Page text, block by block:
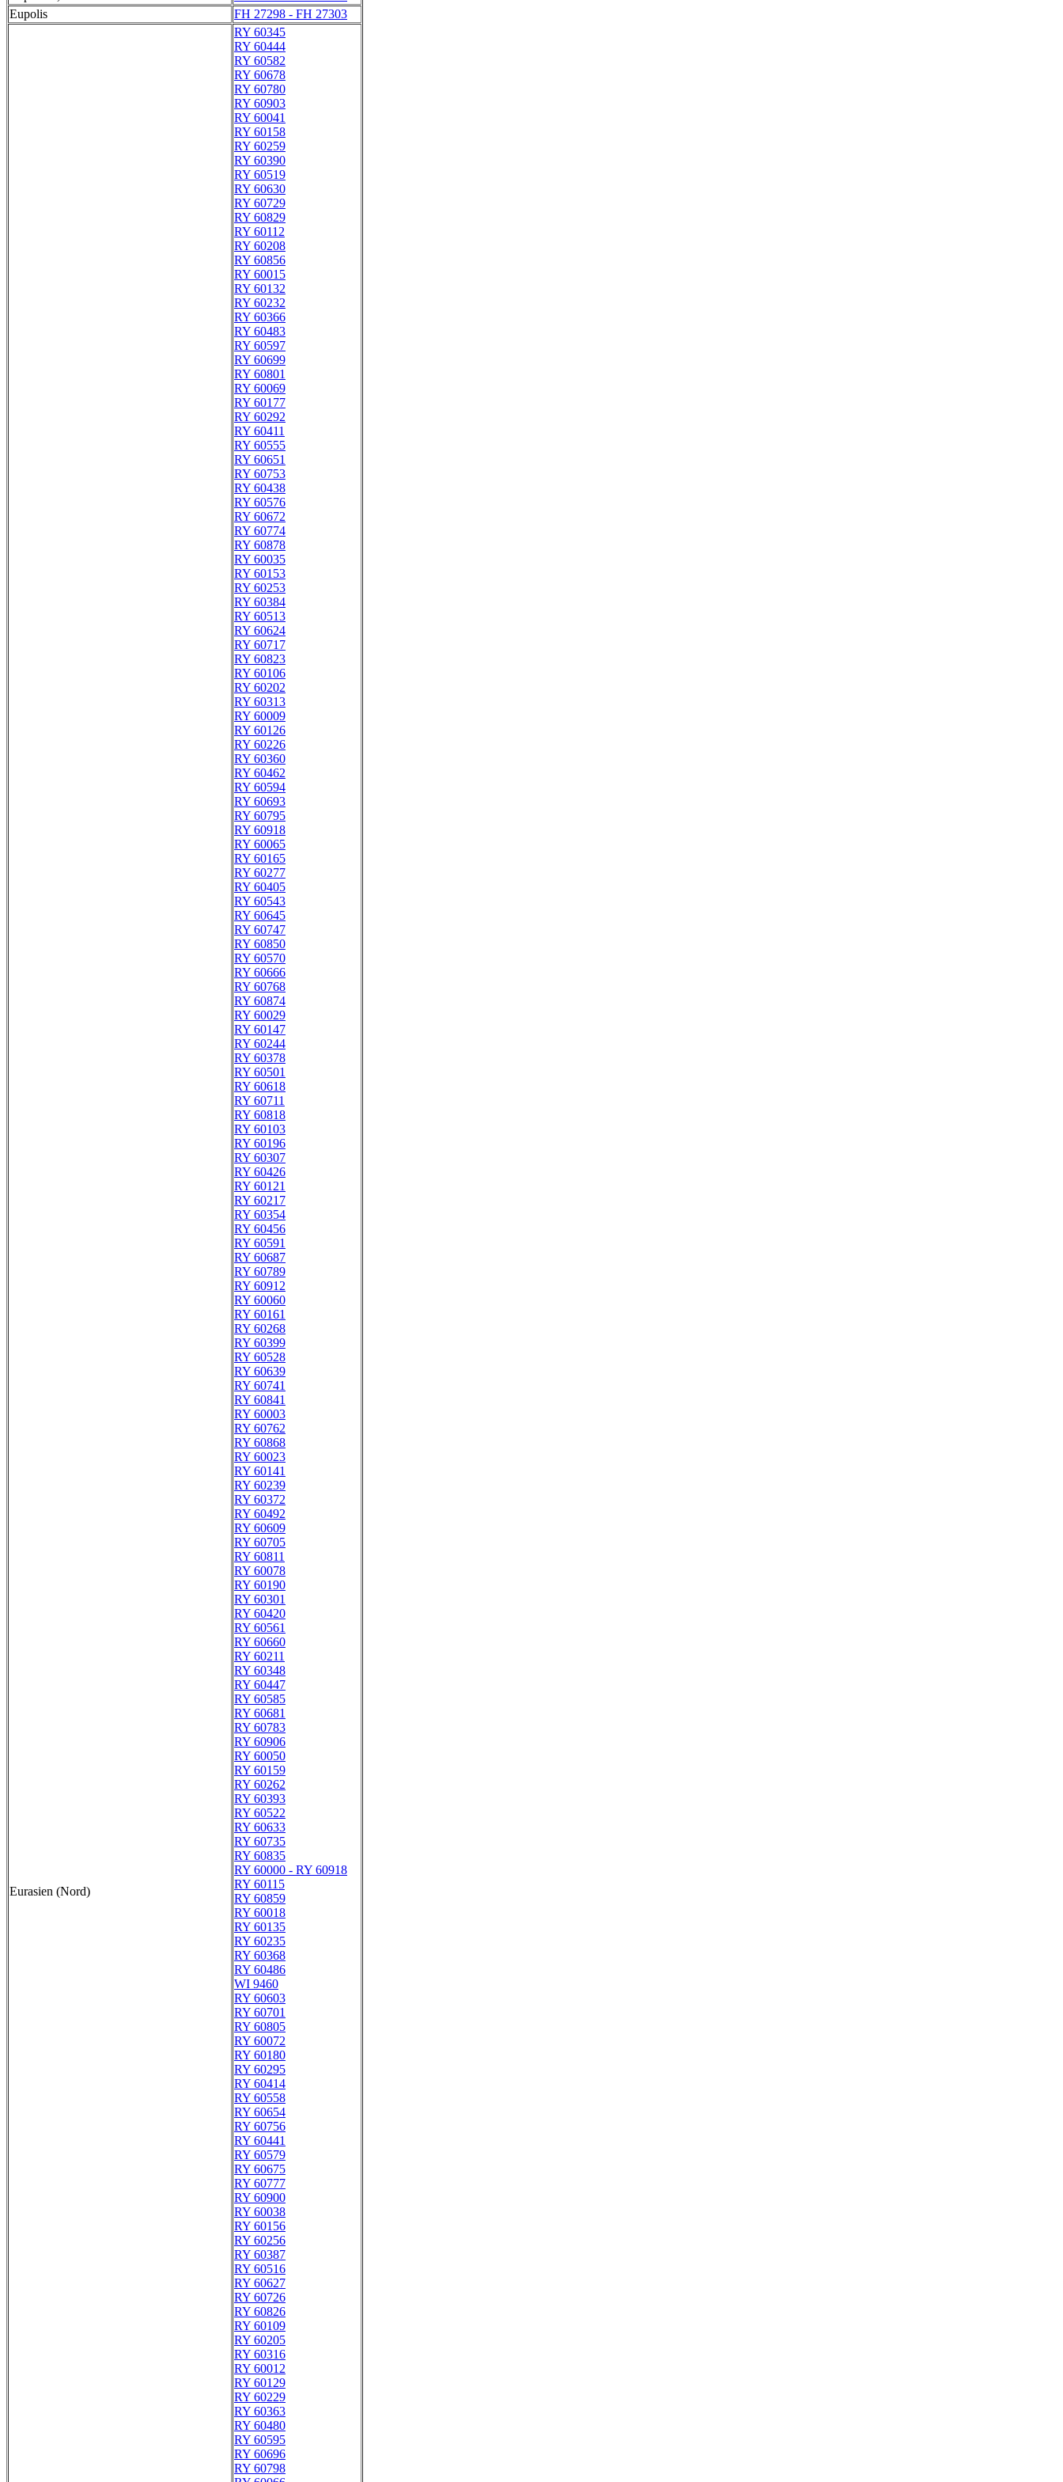
Eupolis
FH 27298 - FH 27303
Eurasien (Nord)
RY 60345
RY 60444
RY 60582
RY 60678
RY 60780
RY 60903
RY 60041
RY 60158
RY 60259
RY 60390
RY 60519
RY 60630
RY 60729
RY 60829
RY 60112
RY 60208
RY 60856
RY 60015
RY 60132
RY 60232
RY 60366
RY 60483
RY 60597
RY 60699
RY 60801
RY 60069
RY 60177
RY 60292
RY 60411
RY 60555
RY 60651
RY 60753
RY 60438
RY 60576
RY 60672
RY 60774
RY 60878
RY 60035
RY 60153
RY 60253
RY 60384
RY 60513
RY 60624
RY 60717
RY 60823
RY 60106
RY 60202
RY 60313
RY 60009
RY 60126
RY 60226
RY 60360
RY 60462
RY 60594
RY 60693
RY 60795
RY 60918
RY 60065
RY 60165
RY 60277
RY 60405
RY 60543
RY 60645
RY 60747
RY 60850
RY 60570
RY 60666
RY 60768
RY 60874
RY 60029
RY 60147
RY 60244
RY 60378
RY 60501
RY 60618
RY 60711
RY 60818
RY 60103
RY 60196
RY 60307
RY 60426
RY 60121
RY 60217
RY 60354
RY 60456
RY 60591
RY 60687
RY 60789
RY 60912
RY 60060
RY 60161
RY 60268
RY 60399
RY 60528
RY 60639
RY 60741
RY 60841
RY 60003
RY 60762
RY 60868
RY 60023
RY 60141
RY 60239
RY 60372
RY 60492
RY 60609
RY 60705
RY 60811
RY 60078
RY 60190
RY 60301
RY 60420
RY 60561
RY 60660
RY 60211
RY 60348
RY 60447
RY 60585
RY 60681
RY 60783
RY 60906
RY 60050
RY 60159
RY 60262
RY 60393
RY 60522
RY 60633
RY 60735
RY 60835
RY 60000 - RY 60918
RY 60115
RY 60859
RY 60018
RY 60135
RY 60235
RY 60368
RY 60486
WI 9460
RY 60603
RY 60701
RY 60805
RY 60072
RY 60180
RY 60295
RY 60414
RY 60558
RY 60654
RY 60756
RY 60441
RY 60579
RY 60675
RY 60777
RY 60900
RY 60038
RY 60156
RY 60256
RY 60387
RY 60516
RY 60627
RY 60726
RY 60826
RY 60109
RY 60205
RY 60316
RY 60012
RY 60129
RY 60229
RY 60363
RY 60480
RY 60595
RY 60696
RY 60798